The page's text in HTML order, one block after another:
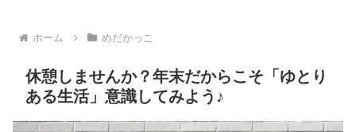
ホーム めだかっこ
休憩しませんか？年末だからこそ「ゆとり
ある生活」意識してみよう♪